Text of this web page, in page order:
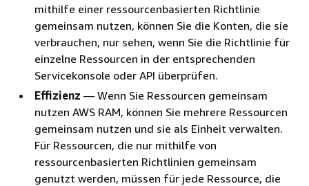
mithilfe einer ressourcenbasierten Richtlinie
gemeinsam nutzen, können Sie die Konten, die sie
verbrauchen, nur sehen, wenn Sie die Richtlinie für
einzelne Ressourcen in der entsprechenden
Servicekonsole oder API überprüfen.
Effizienz — Wenn Sie Ressourcen gemeinsam
nutzen AWS RAM, können Sie mehrere Ressourcen
gemeinsam nutzen und sie als Einheit verwalten.
Für Ressourcen, die nur mithilfe von
ressourcenbasierten Richtlinien gemeinsam
genutzt werden, müssen für jede Ressource, die